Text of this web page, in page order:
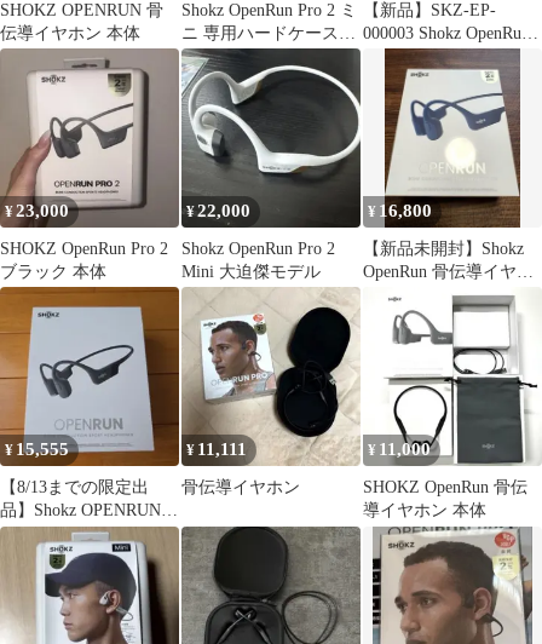
SHOKZ OPENRUN 骨
伝導イヤホン 本体
Shokz OpenRun Pro 2 ミ
ニ 専用ハードケース
（ケースのみ）
【新品】SKZ-EP-
000003 Shokz OpenRun
骨伝導イヤホン
¥23,000
SHOKZ OpenRun Pro 2
ブラック 本体
¥22,000
Shokz OpenRun Pro 2
Mini 大迫傑モデル
¥ 16,800
【新品未開封】Shokz
OpenRun 骨伝導イヤホ
ン BLUE ブルー
¥ 15,555
【8/13までの限定出
品】Shokz OPENRUN
骨伝導 type-c充電
¥ 11,111
骨伝導イヤホン
¥ 11,000
SHOKZ OpenRun 骨伝
導イヤホン 本体